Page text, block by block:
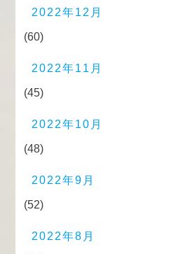
2022年12月
(60)
2022年11月
(45)
2022年10月
(48)
2022年9月
(52)
2022年8月